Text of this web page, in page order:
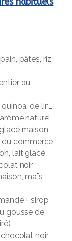
habituels
pâtes, riz
ou
de lin…
naturel,
maison
du commerce
lait glacé
noir
maïs
+ sirop
gousse de
chocolat noir